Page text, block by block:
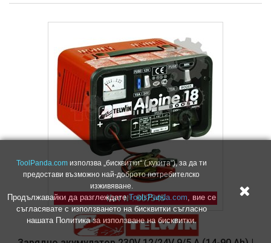
Кат №: 807545
ToolPanda.comизползва „бисквитки“ („кукита“), за да ти
предостави възможно най-доброто потребителско
изживяване.
Продължавайки да разглеждатеToolsPanda.com, вие се
съгласявате с използването на бисквитки съгласно
нашата Политика за използване на бисквитки.